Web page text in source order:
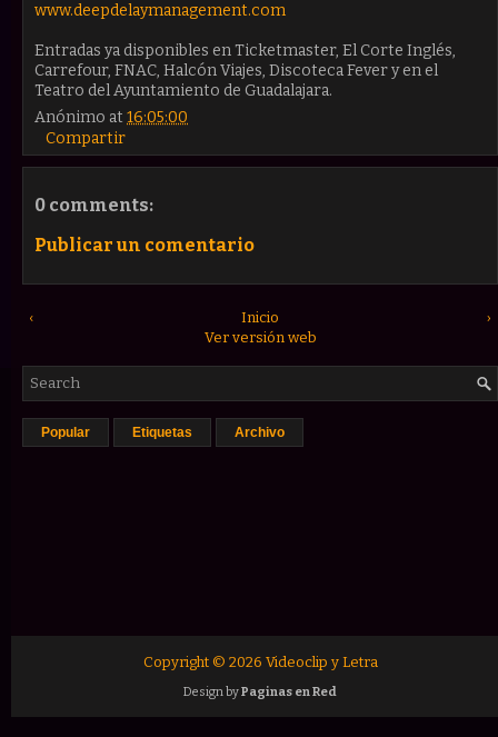
www.deepdelaymanagement.com
Entradas ya disponibles en Ticketmaster, El Corte Inglés,
Carrefour, FNAC, Halcón Viajes, Discoteca Fever y en el
Teatro del Ayuntamiento de Guadalajara.
Anónimo at 16:05:00
Compartir
0 comments:
Publicar un comentario
‹ ›
Inicio
Ver versión web
Popular Etiquetas Archivo
Copyright © 2026 Videoclip y Letra
Design byPaginas en Red